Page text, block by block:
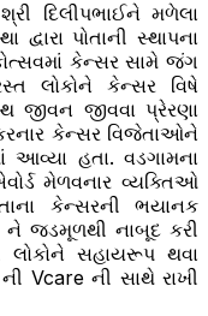
દિલીપભાઈને મળેલા
પોતાની સ્થાપના
કેન્સર સામે જંગ
લોકોને કેન્સર વિષે
જીવન જીવવા પ્રેરણા
કેન્સર વિજેતાઓને
આવ્યા હતા. વડગામના
મેળવનાર વ્યક્તિઓ
કેન્સરની ભયાનક
ને જડમૂળથી નાબૂદ કરી
સહાયરૂપ થવા
Vcare ની સાથે રાખી